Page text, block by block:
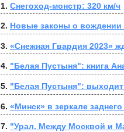
1. Снегоход-монстр: 320 км/ч
2. Новые законы о вождении
3. «Снежная Гвардия 2023»
4. "Белая Пустыня": книга
5. "Белая Пустыня": выходит
6. «Минск» в зеркале
7. "Урал. Между Москвой и